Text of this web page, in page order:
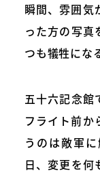
瞬間、雰囲気
った方の写真
つも犠牲にな
五十六記念館
フライト前か
うのは敵軍
日、変更を何